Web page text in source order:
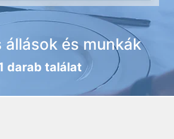
állások és munkák
darab találat